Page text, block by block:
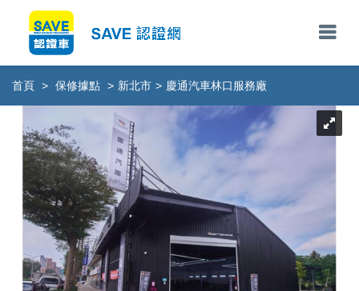
首頁 > 保修據點 > 新北市 > 慶通汽車林口服務廠